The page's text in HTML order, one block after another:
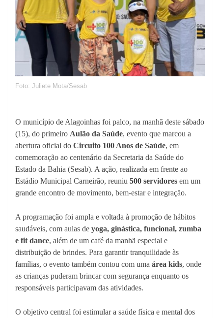
Foto: Juliete Mota/Sesab
O município de Alagoinhas foi palco, na manhã deste sábado
(15), do primeiro Aulão da Saúde, evento que marcou a
abertura oficial do Circuito 100 Anos de Saúde, em
comemoração ao centenário da Secretaria da Saúde do
Estado da Bahia (Sesab). A ação, realizada em frente ao
Estádio Municipal Carneirão, reuniu 500 servidores em um
grande encontro de movimento, bem-estar e integração.
A programação foi ampla e voltada à promoção de hábitos
saudáveis, com aulas de yoga, ginástica, funcional, zumba
e fit dance, além de um café da manhã especial e
distribuição de brindes. Para garantir tranquilidade às
famílias, o evento também contou com uma área kids, onde
as crianças puderam brincar com segurança enquanto os
responsáveis participavam das atividades.
O objetivo central foi estimular a saúde física e mental dos